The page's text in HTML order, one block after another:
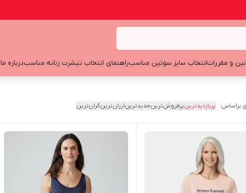
و مقرراتانتخاب سایز سوتین مناسبراهنمای انتخاب تیشرت زنانه مناسبدرباره ما
براساس: پربازدیدترینپرفروش‌ترینجدیدترینارزان‌ترینگران‌ترین